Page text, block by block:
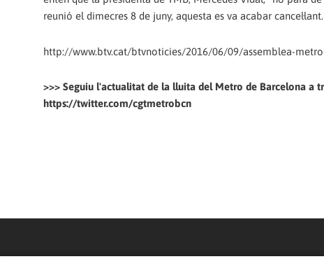
reunió el dimecres 8 de juny, aquesta es va acabar cancel·lant.
http://www.btv.cat/btvnoticies/2016/06/09/assemblea-
>>> Seguiu l'actualitat de la lluita del Metro de Barcelona a
https://twitter.com/cgtmetrobcn